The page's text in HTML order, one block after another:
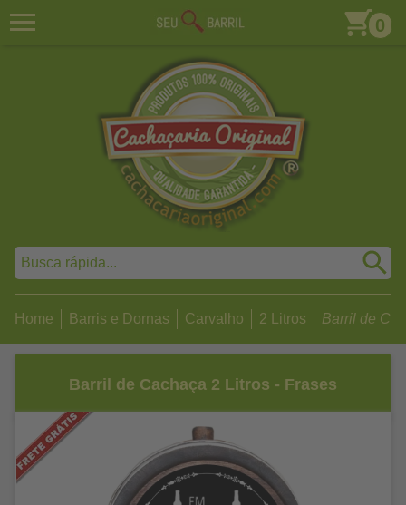
0
Home Barris e Dornas Carvalho 2 Litros Barril de
Barril de Cachaça 2 Litros - Frases